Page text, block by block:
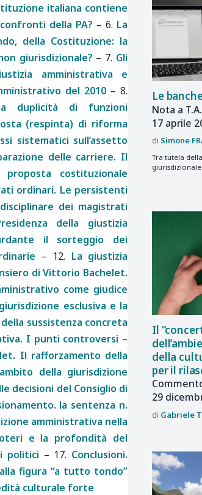
italiana contiene
della PA? – 6. La
della Costituzione: la
giurisdizionale? – 7. Gli
amministrativa e
del 2010 – 8.
duplicità di funzioni
(respinta) di riforma
sistematici sull’assetto
delle carriere. Il
proposta costituzionale
ordinari. Le persistenti
dei magistrati
della giustizia
il sorteggio dei
– 12. La giustizia
di Vittorio Bachelet.
come giudice
esclusiva e la
sussistenza concreta
I punti controversi –
Il rafforzamento della
della giurisdizione
decisioni del Consiglio di
la sentenza n.
amministrativa nella
e la profondità del
politici – 17. Conclusioni.
figura “a tutto tondo”
culturale forte
Le
Nota a
17 aprile
Simone
Tra tutela della
giurisdizionale
Il
della
per il
29
Gabriele